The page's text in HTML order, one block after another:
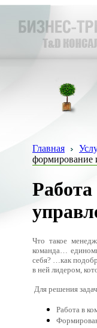
Главная
формирование
Что такое
команда…
себя? …как
в ней лидером,
Для решения
Работа в